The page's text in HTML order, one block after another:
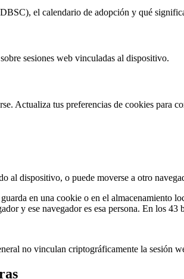
el calendario de adopción y qué
sesiones web vinculadas al dispositivo.
Actualiza tus preferencias de cookies para
al dispositivo, o puede moverse a otro
en una cookie o en el almacenamiento
y ese navegador es esa persona. En los
no vinculan criptográficamente la sesión